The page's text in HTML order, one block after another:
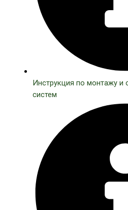
Инструкция по монтажу и
систем